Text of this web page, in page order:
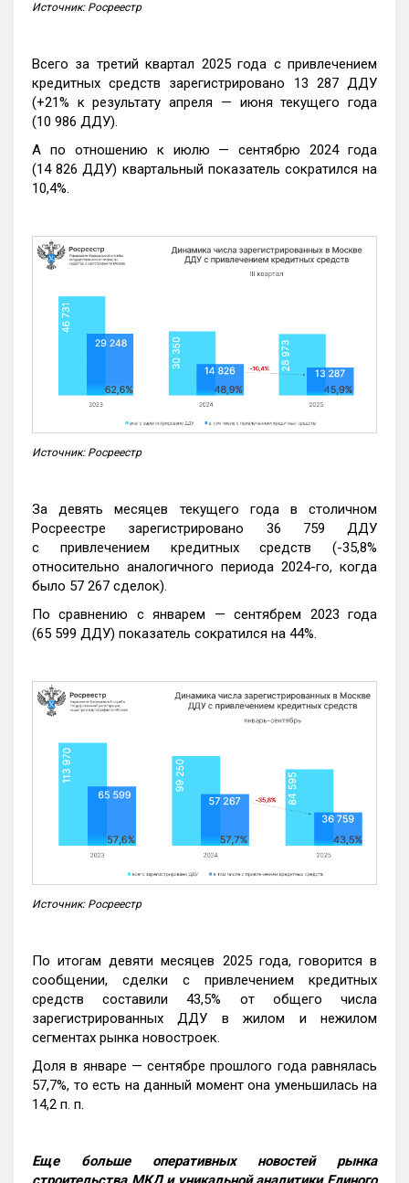
Источник: Росреестр
Всего за третий квартал 2025 года с привлечением
кредитных средств зарегистрировано 13 287 ДДУ
(+21% к результату апреля — июня текущего года
(10 986 ДДУ).
А по отношению к июлю — сентябрю 2024 года
(14 826 ДДУ) квартальный показатель сократился на
10,4%.
Источник: Росреестр
За девять месяцев текущего года в столичном
Росреестре зарегистрировано 36 759 ДДУ
с привлечением кредитных средств (-35,8%
относительно аналогичного периода 2024-го, когда
было 57 267 сделок).
По сравнению с январем — сентябрем 2023 года
(65 599 ДДУ) показатель сократился на 44%.
Источник: Росреестр
По итогам девяти месяцев 2025 года, говорится в
сообщении, сделки с привлечением кредитных
средств составили 43,5% от общего числа
зарегистрированных ДДУ в жилом и нежилом
сегментах рынка новостроек.
Доля в январе — сентябре прошлого года равнялась
57,7%, то есть на данный момент она уменьшилась на
14,2 п. п.
Еще больше оперативных новостей рынка